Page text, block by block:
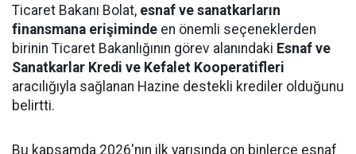
Ticaret Bakanı Bolat, esnaf ve sanatkarların
finansmana erişiminde en önemli seçeneklerden
birinin Ticaret Bakanlığının görev alanındaki Esnaf ve
Sanatkarlar Kredi ve Kefalet Kooperatifleri
aracılığıyla sağlanan Hazine destekli krediler olduğunu
belirtti.
Bu kapsamda 2026'nın ilk yarısında on binlerce esnaf